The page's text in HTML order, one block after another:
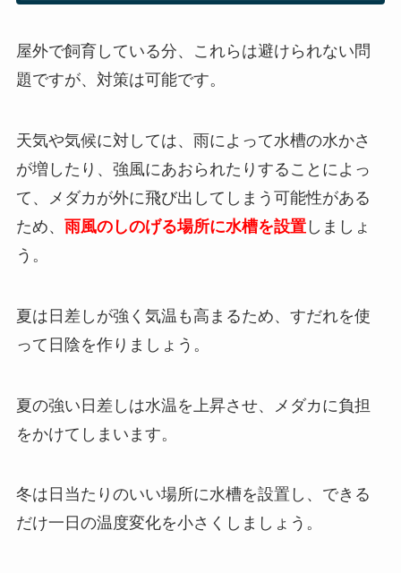
屋外で飼育している分、これらは避けられない問
題ですが、対策は可能です。
天気や気候に対しては、雨によって水槽の水かさ
が増したり、強風にあおられたりすることによっ
て、メダカが外に飛び出してしまう可能性がある
ため、 雨風のしのげる場所に水槽を設置しましょ
う。
夏は日差しが強く気温も高まるため、すだれを使
って日陰を作りましょう。
夏の強い日差しは水温を上昇させ、メダカに負担
をかけてしまいます。
冬は日当たりのいい場所に水槽を設置し、できる
だけ一日の温度変化を小さくしましょう。